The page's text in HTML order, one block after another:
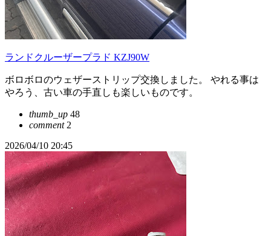
ランドクルーザープラド KZJ90W
ボロボロのウェザーストリップ交換しました。 やれる事は
やろう、古い車の手直しも楽しいものです。
thumb_up 48
comment2
2026/04/10 20:45